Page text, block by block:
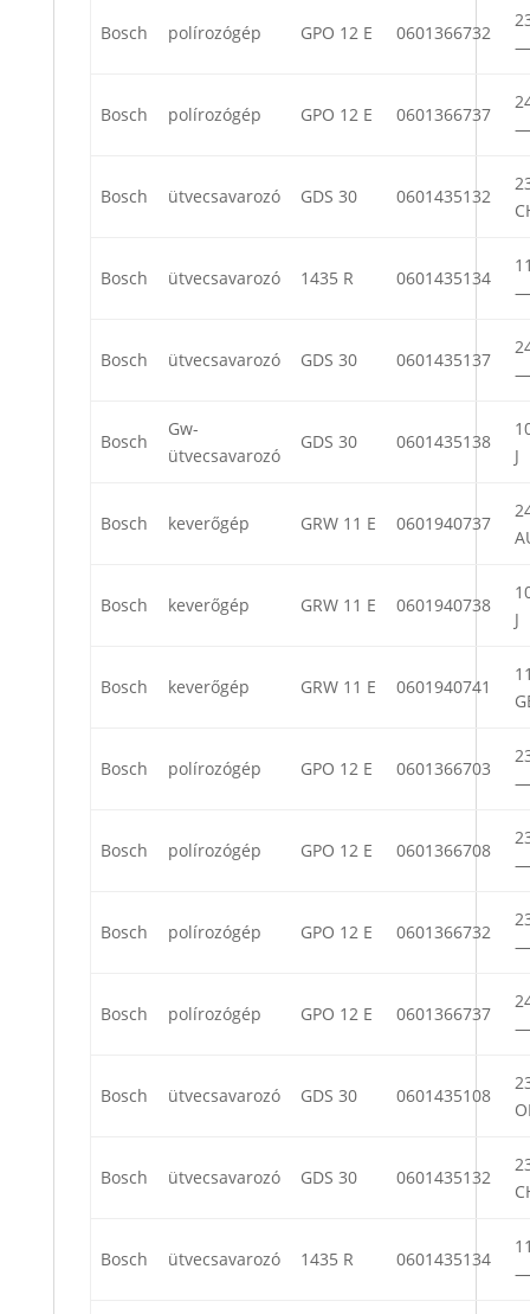
Bosch polírozógép GPO 12 E 0601366732
—
Bosch polírozógép GPO 12 E 0601366737
—
Bosch ütvecsavarozó GDS 30 0601435132
Bosch ütvecsavarozó 1435 R 0601435134
—
Bosch ütvecsavarozó GDS 30 0601435137
—
Bosch
Gw-
ütvecsavarozó
GDS 30 0601435138
J
Bosch keverőgép GRW 11 E 0601940737
Bosch keverőgép GRW 11 E 0601940738
J
Bosch keverőgép GRW 11 E 0601940741
Bosch polírozógép GPO 12 E 0601366703
—
Bosch polírozógép GPO 12 E 0601366708
—
Bosch polírozógép GPO 12 E 0601366732
—
Bosch polírozógép GPO 12 E 0601366737
—
Bosch ütvecsavarozó GDS 30 0601435108
Bosch ütvecsavarozó GDS 30 0601435132
Bosch ütvecsavarozó 1435 R 0601435134
—